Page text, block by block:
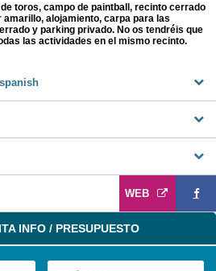
toros, campo de paintball, recinto cerrado
alojamiento, carpa para las
y parking privado. No os tendréis que
las actividades en el mismo recinto.
WEB
INFO / PRESUPUESTO